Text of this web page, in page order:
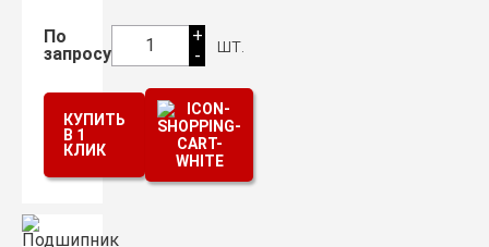
По
запросу
1
+
-
шт.
КУПИТЬ
В 1
КЛИК